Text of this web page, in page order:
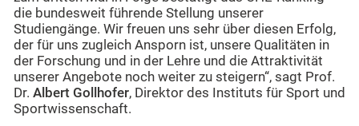
die bundesweit führende Stellung unserer
Studiengänge. Wir freuen uns sehr über diesen Erfolg,
der für uns zugleich Ansporn ist, unsere Qualitäten in
der Forschung und in der Lehre und die Attraktivität
unserer Angebote noch weiter zu steigern“, sagt Prof.
Dr. Albert Gollhofer, Direktor des Instituts für Sport und
Sportwissenschaft.